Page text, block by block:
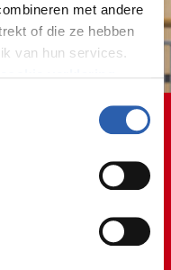
met andere
of die ze hebben
van hun services.
die uw gegevens
bevalt